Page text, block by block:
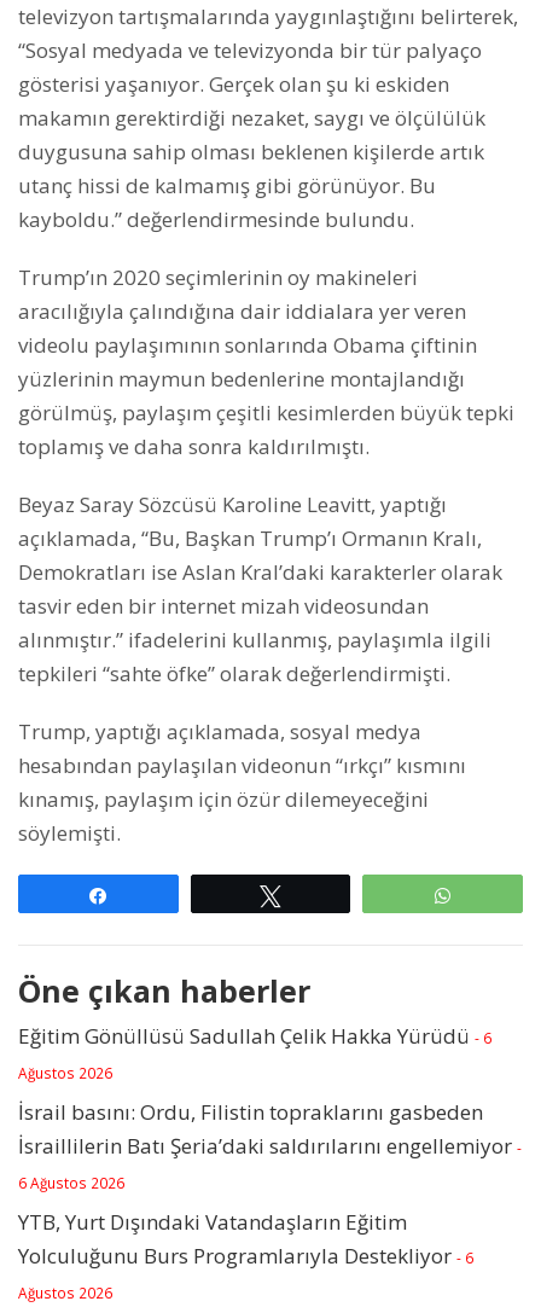
televizyon tartışmalarında yaygınlaştığını belirterek,
“Sosyal medyada ve televizyonda bir tür palyaço
gösterisi yaşanıyor. Gerçek olan şu ki eskiden
makamın gerektirdiği nezaket, saygı ve ölçülülük
duygusuna sahip olması beklenen kişilerde artık
utanç hissi de kalmamış gibi görünüyor. Bu
kayboldu.” değerlendirmesinde bulundu.
Trump’ın 2020 seçimlerinin oy makineleri
aracılığıyla çalındığına dair iddialara yer veren
videolu paylaşımının sonlarında Obama çiftinin
yüzlerinin maymun bedenlerine montajlandığı
görülmüş, paylaşım çeşitli kesimlerden büyük tepki
toplamış ve daha sonra kaldırılmıştı.
Beyaz Saray Sözcüsü Karoline Leavitt, yaptığı
açıklamada, “Bu, Başkan Trump’ı Ormanın Kralı,
Demokratları ise Aslan Kral’daki karakterler olarak
tasvir eden bir internet mizah videosundan
alınmıştır.” ifadelerini kullanmış, paylaşımla ilgili
tepkileri “sahte öfke” olarak değerlendirmişti.
Trump, yaptığı açıklamada, sosyal medya
hesabından paylaşılan videonun “ırkçı” kısmını
kınamış, paylaşım için özür dilemeyeceğini
söylemişti.
Öne çıkan haberler
Eğitim Gönüllüsü Sadullah Çelik Hakka Yürüdü - 6
Ağustos 2026
İsrail basını: Ordu, Filistin topraklarını gasbeden
İsraillilerin Batı Şeria’daki saldırılarını engellemiyor -
6 Ağustos 2026
YTB, Yurt Dışındaki Vatandaşların Eğitim
Yolculuğunu Burs Programlarıyla Destekliyor - 6
Ağustos 2026